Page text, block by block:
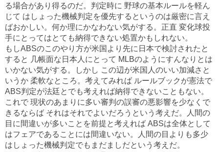
る場合があり得るのだ。判定時に 野球の基本ルールを軽ん
じて はしょった機械判定を優先するというのは厳密に言え
ばおかしい。何か理にかなわない気がする。正直 変化球投
手にとってはとても納得できない処置かもしれない。
もしABSのこのやり方が米国より先に日本で検討されたと
すると 几帳面な日本人にとって MLBのようにすんなりとは
いかない気がする。しかし この辺が米国人のいい加減さと
いうか 柔軟なところ。考えてみれば ルールブックが憲法で
ABS判定が法廷とでも考えれば納得できないこともない。
これで 現状のあまりに多い審判の誤審の悪影響を少なくで
きるならば それはそれでよいだろうという考えだ。人間の
目に間違いが多いことを前提と考えれば ABSは全体として
はフェアであることには間違いない。人間の目よりも多少
はしょった機械判定でもまだましだという考えだ。